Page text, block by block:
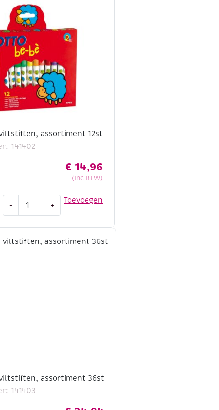
assortiment 12st
141402
€ 14,96
(Inc BTW)
Toevoegen
-
assortiment
+
assortiment 36st
141403